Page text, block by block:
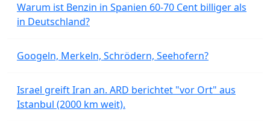
Warum ist Benzin in Spanien 60-70 Cent billiger als
in Deutschland?
Googeln, Merkeln, Schrödern, Seehofern?
Israel greift Iran an. ARD berichtet "vor Ort" aus
Istanbul (2000 km weit).